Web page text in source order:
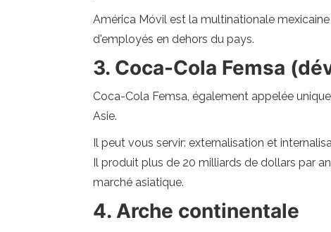
América Móvil est la multinationale
d'employés en dehors du pays.
3. Coca-Cola Femsa
Coca-Cola Femsa, également appelée
Asie.
Il peut vous servir: externalisation et
Il produit plus de 20 milliards de dollars par
marché asiatique.
4. Arche continentale